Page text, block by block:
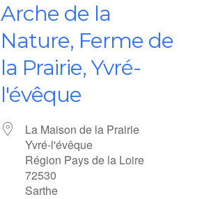
Arche de la
Nature, Ferme de
la Prairie, Yvré-
l'évêque
La Maison de la Prairie
Yvré-l'évêque
Région Pays de la Loire
72530
Sarthe